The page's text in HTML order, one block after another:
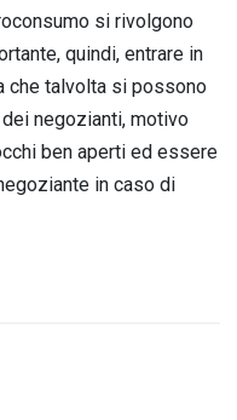
si rivolgono
quindi, entrare in
che talvolta si possono
negozianti, motivo
ben aperti ed essere
in caso di